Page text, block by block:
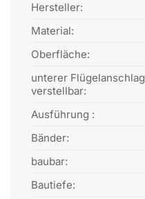
Hersteller:
Material:
Oberfläche:
unterer Flügelanschlag
verstellbar:
Ausführung :
Bänder:
baubar:
Bautiefe: